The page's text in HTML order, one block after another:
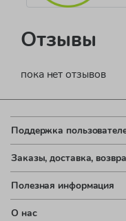
Отзывы
пока нет отзывов
Поддержка
Заказы, доставка,
Полезная информация
О нас